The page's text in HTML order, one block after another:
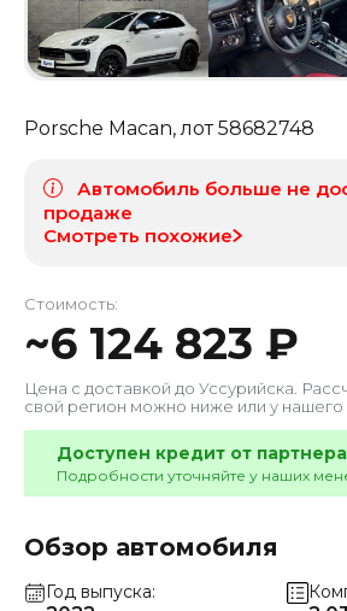
Porsche Macan, лот58682748
Автомобиль больше не
продаже
Смотреть похожие
Стоимость:
~6 124 823 ₽
Цена с доставкой до Уссурийска .
свой регион можно ниже или у
Доступен кредит от
Подробности уточняйте у наших
Обзор автомобиля
Год выпуска